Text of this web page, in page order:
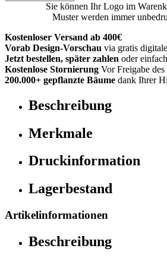
Sie können Ihr Logo im
Muster werden immer
Kostenloser Versand ab 400€
Vorab Design-Vorschau via gratis
Jetzt bestellen, später zahlen oder
Kostenlose Stornierung Vor Freigabe
200.000+ gepflanzte Bäume dank Ihrer
Beschreibung
Merkmale
Druckinformation
Lagerbestand
Artikelinformationen
Beschreibung